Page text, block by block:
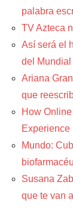
palabra
TV Azteca
Así será el
del Mundial
Ariana
que
How
Experience
Mundo:
Susana
que te van